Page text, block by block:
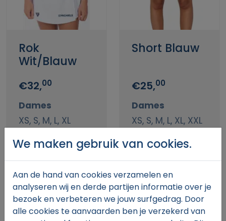
Rok
Wit/Blauw
€32,00
Dames
XS, S, M, L, XL
Short Blauw
€25,00
Dames
XS, S, M, L, XL, XXL
We maken gebruik van cookies.
Aan de hand van cookies verzamelen en
analyseren wij en derde partijen informatie over je
bezoek en verbeteren we jouw surfgedrag. Door
alle cookies te aanvaarden ben je verzekerd van